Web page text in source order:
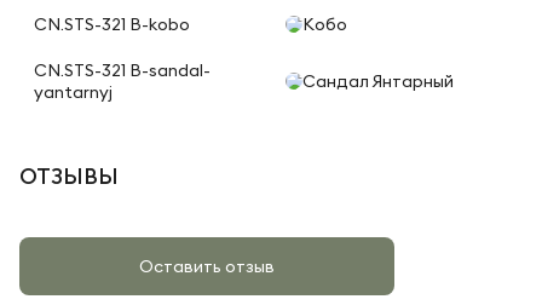
CN.STS-321 B-kobo Кобо
CN.STS-321 B-sandal-
yantarnyj
Сандал Янтарный
ОТЗЫВЫ
Оставить отзыв